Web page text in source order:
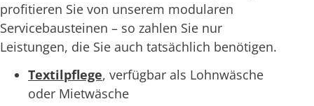
profitieren Sie von unserem modularen
Servicebausteinen – so zahlen Sie nur
Leistungen, die Sie auch tatsächlich benötigen.
Textilpflege, verfügbar als Lohnwäsche
oder Mietwäsche